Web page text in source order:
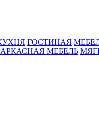
ГОСТИНАЯ
МЕБЕЛЬ